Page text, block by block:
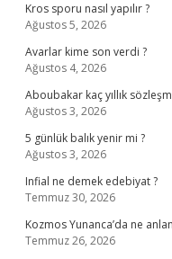
Kros sporu nasıl yapılır ?
Ağustos 5, 2026
Avarlar kime son verdi ?
Ağustos 4, 2026
Aboubakar kaç yıllık
Ağustos 3, 2026
5 günlük balık yenir mi ?
Ağustos 3, 2026
Infial ne demek edebiyat ?
Temmuz 30, 2026
Kozmos Yunanca’da ne
Temmuz 26, 2026